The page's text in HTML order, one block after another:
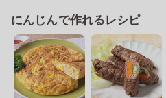
にんじんで作れるレシピ